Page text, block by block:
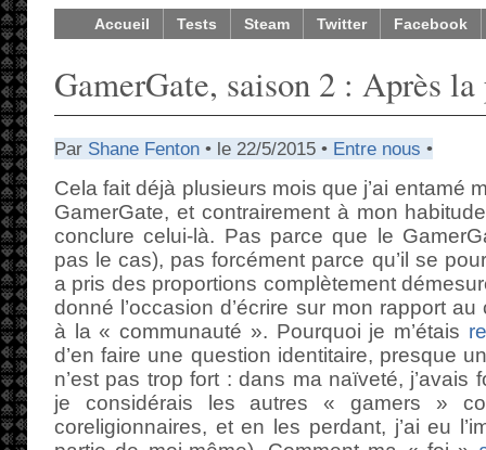
Accueil Tests Steam Twitter Facebook
GamerGate, saison 2 : Après
Par Shane Fenton • le 22/5/2015 • Entre nous •
Cela fait déjà plusieurs mois que j’ai entamé
GamerGate, et contrairement à mon
conclure celui-là. Pas parce que le
pas le cas), pas forcément parce qu’il se
a pris des proportions complètement
donné l’occasion d’écrire sur mon rapport
à la « communauté ». Pourquoi je m’étais
d’en faire une question identitaire, presque
n’est pas trop fort : dans ma naïveté, j’avais
je considérais les autres « gamers »
coreligionnaires, et en les perdant, j’ai eu